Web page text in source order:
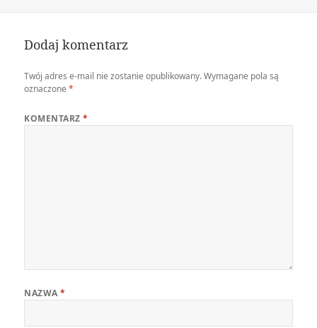
Dodaj komentarz
Twój adres e-mail nie zostanie opublikowany. Wymagane pola są
oznaczone*
KOMENTARZ*
NAZWA*